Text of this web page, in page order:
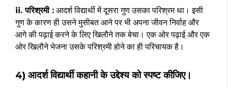
ii. परिश्रमी : आदर्श विद्यार्थी में दूसरा गुण उसका परिश्रम था। इसी
गुण के कारण ही उसने मुसीबत आने पर भी अपना जीवन निर्वाह और
आगे की पढ़ाई करने के लिए खिलौने तक बेचा। एक ओर पढ़ाई और एक
ओर खिलौने भेजना उसके परिश्रमी होने का ही परिचायक है।
4) आदर्श विद्यार्थी कहानी के उद्देश्य को स्पष्ट कीजिए।